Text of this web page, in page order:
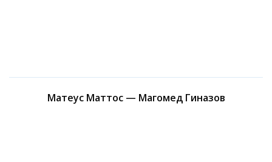
Матеус Маттос — Магомед Гиназов